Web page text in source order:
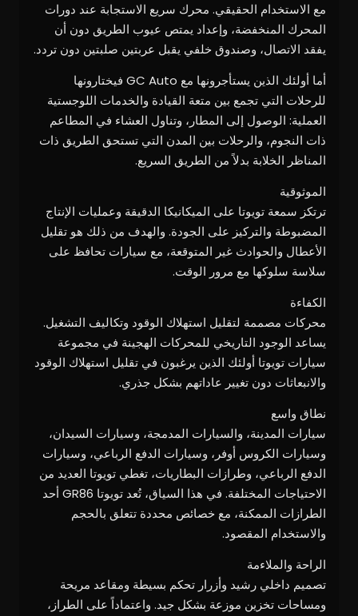
مع الاستخدام الحقيقي. محرك سريع الاستجابة عند دورات
المحرك المنخفضة، وإعداد يمتص عيوب الطريق دون أن
يفقد الاتصال، وصندوق خلفي يقبل عربتين صلبتين دون تردد.
أما أولئك الذين يستأجرونها مع GC Auto فيختارونها
للرحلات التي تجمع بين متعة القيادة والخدمات اللوجستية
العملية: الوصول إلى المطار، وتناول العشاء في المطاعم
ذات النجوم، والرحلات بين المدن التي تستحق الطريق ذات
المناظر الخلابة بدلاً من الطريق السريع.
الموثوقية
ترتكز سمعة تويوتا على الميكانيكا الدقيقة وعمليات الإنتاج
المضبوطة والتركيز على الجودة. والهدف من ذلك هو تقليل
الأعطال والحوادث غير المتوقعة، مع سيارات تحافظ على
سلاسة سلوكها مع مرور الوقت.
الكفاءة
محركات مصممة لتقليل استهلاك الوقود وتكاليف التشغيل.
يساعد الوجود التاريخي للمحركات الهجينة في مجموعة
سيارات تويوتا أولئك الذين يرغبون في تقليل استهلاك الوقود
والانبعاثات دون تغيير عاداتهم بشكل جذري.
نطاق واسع
سيارات المدينة، والسيارات المدمجة، وسيارات السيدان،
وسيارات الكروس أوفر، وسيارات الدفع الرباعي، وسيارات
الدفع الرباعي، وطرازات البطاريات، تغطي تويوتا العديد من
الاحتياجات المختلفة. في هذا السياق، تُعد تويوتا GR86 أحد
الطرازات الممكنة، مع خصائص محددة تتعلق بالحجم
والاستخدام المقصود.
الراحة والملاءمة
تصميم داخلي رشيد وأزرار تحكم بسيطة ومقاعد مريحة
ومساحات تخزين موزعة بشكل جيد. واعتماداً على الطراز،